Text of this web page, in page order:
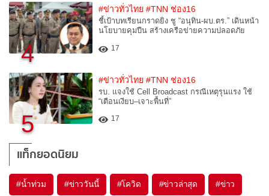
4
#ข่าวทั่วไทย #TNN ช่อง16
ชี้เป้าบทเรียนกราดยิง ชู “อนุทิน-ผบ.ตร.” เดินหน้า
นโยบายคุมปืน สร้างเครือข่ายความปลอดภัย
17
5
#ข่าวทั่วไทย #TNN ช่อง16
รบ. แจงใช้ Cell Broadcast กรณีเหตุรุนแรง ใช้
“เตือนเงียบ–เจาะพื้นที่”
17
แท็กยอดนิยม
#น้ำท่วม #ข่าววันนี้ #โควิด #ข่าวล่าสุด #ข่าว